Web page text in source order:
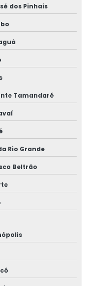
dos Pinhais
Tamandaré
Rio Grande
Beltrão